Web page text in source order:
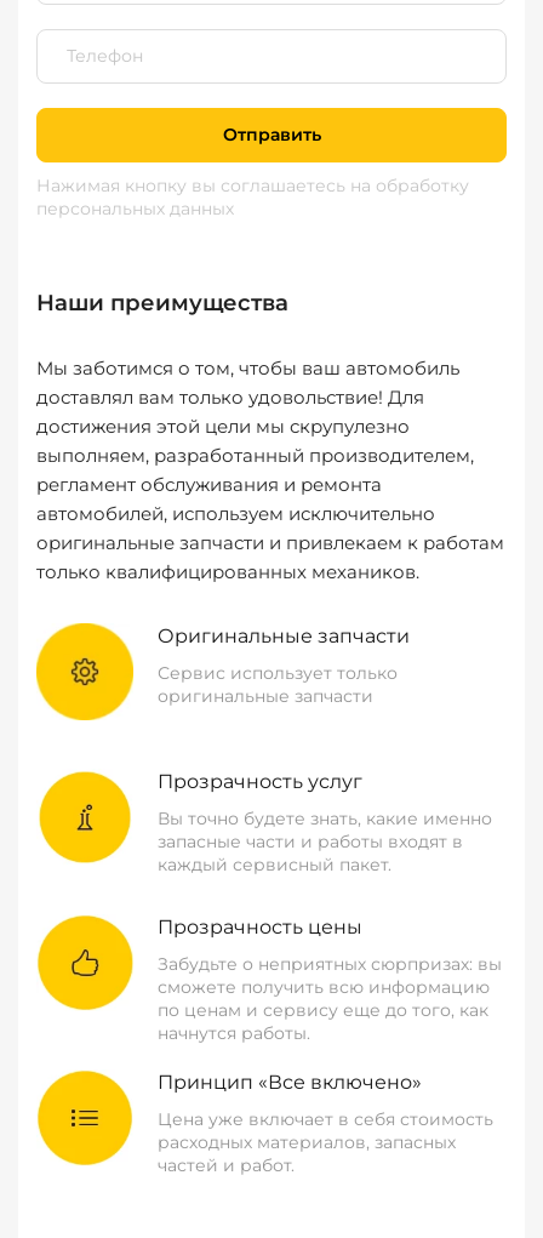
Отправить
Нажимая кнопку вы соглашаетесь на обработку
персональных данных
Наши преимущества
Мы заботимся о том, чтобы ваш автомобиль
доставлял вам только удовольствие! Для
достижения этой цели мы скрупулезно
выполняем, разработанный производителем,
регламент обслуживания и ремонта
автомобилей, используем исключительно
оригинальные запчасти и привлекаем к работам
только квалифицированных механиков.
Оригинальные запчасти
Сервис использует только
оригинальные запчасти
Прозрачность услуг
Вы точно будете знать, какие именно
запасные части и работы входят в
каждый сервисный пакет.
Прозрачность цены
Забудьте о неприятных сюрпризах: вы
сможете получить всю информацию
по ценам и сервису еще до того, как
начнутся работы.
Принцип «Все включено»
Цена уже включает в себя стоимость
расходных материалов, запасных
частей и работ.